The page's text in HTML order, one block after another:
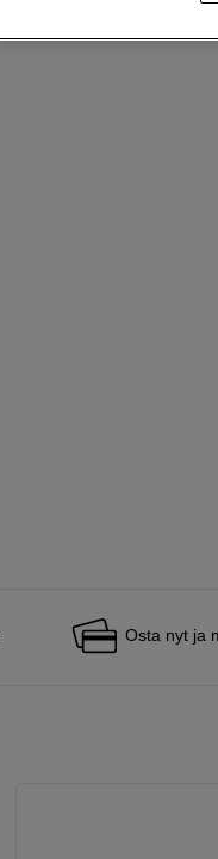
Osta nyt ja